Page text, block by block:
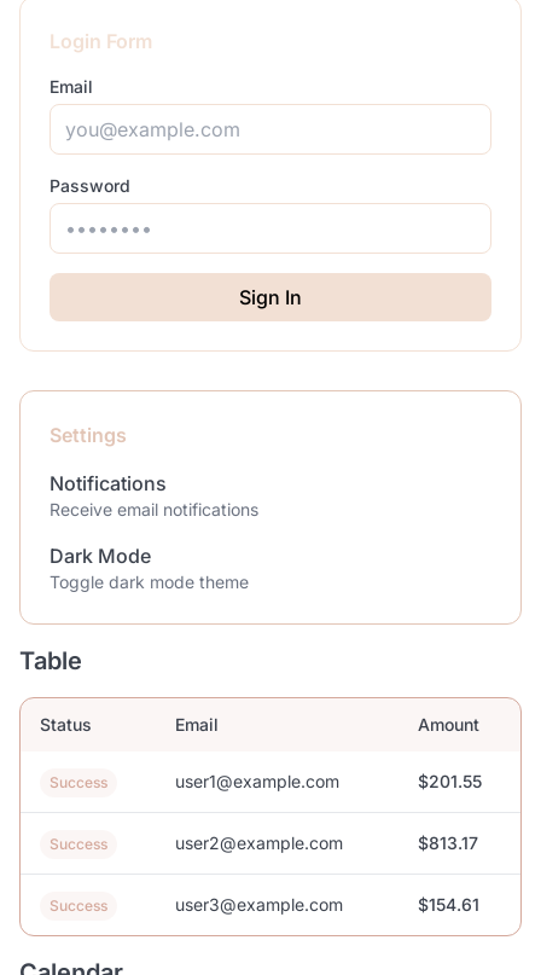
Login Form
Email
Password
Sign In
Settings
Notifications
Receive email notifications
Dark Mode
Toggle dark mode theme
Table
Status Email Amount
Success user1@example.com $201.55
Success user2@example.com $813.17
Success user3@example.com $154.61